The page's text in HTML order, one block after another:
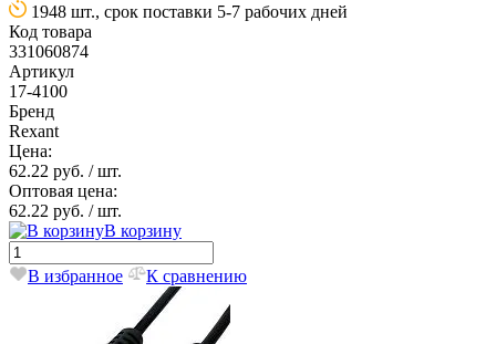
1948 шт., срок поставки 5-7 рабочих дней
Код товара
331060874
Артикул
17-4100
Бренд
Rexant
Цена:
62.22 руб. / шт.
Оптовая цена:
62.22 руб. / шт.
В корзину
В избранное К сравнению